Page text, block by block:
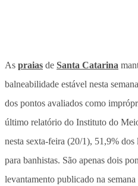
As praias de Santa Catarina
balneabilidade estável nesta
dos pontos avaliados como
último relatório do Instituto do
nesta sexta-feira (20/1), 51,9% dos
para banhistas. São apenas dois
levantamento publicado na semana